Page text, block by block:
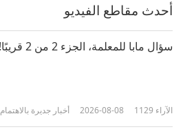
أحدث مقاطع الفيديو
سؤال مابا للمعلمة، الجزء 2 من 2 قريبًا!
أخبار جديرة بالاهتمام 2026-08-08 1129 الآراء